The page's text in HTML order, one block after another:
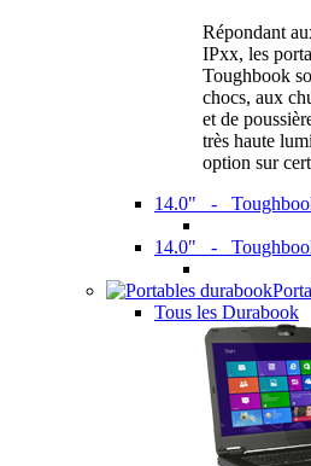
Répondant
IPxx, les
Toughbook
chocs, aux
et de
très haute
option sur
14.0" -
14.0" -
Tous les Durabook